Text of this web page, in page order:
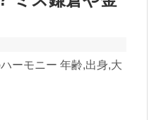
ーモニー 年齢,出身,大